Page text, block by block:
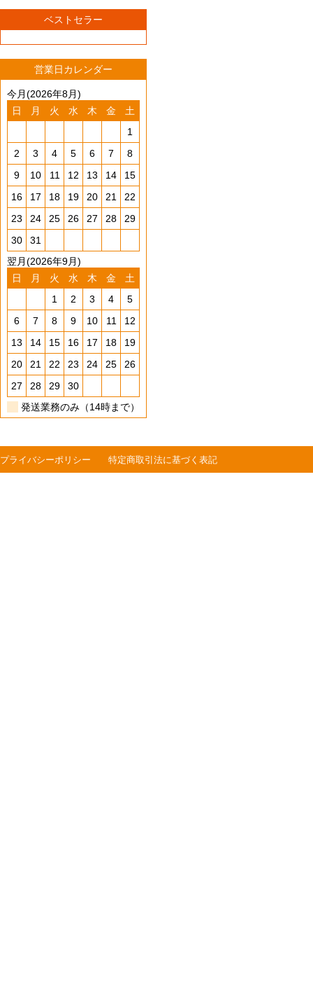
ベストセラー
営業日カレンダー
今月(2026年8月)
日
月 火 水 木 金
土
1
2
3 4 5 6 7
8
9
10 11 12 13 14
15
16
17 18 19 20 21
22
23
24 25 26 27 28
29
30
31
翌月(2026年9月)
日
月 火 水 木 金
土
1
2 3 4
5
6
7 8 9 10 11
12
13
14 15 16 17 18
19
20
21 22 23 24 25
26
27
28 29
30
発送業務のみ（14時まで）
プライバシーポリシー 特定商取引法に基づく表記